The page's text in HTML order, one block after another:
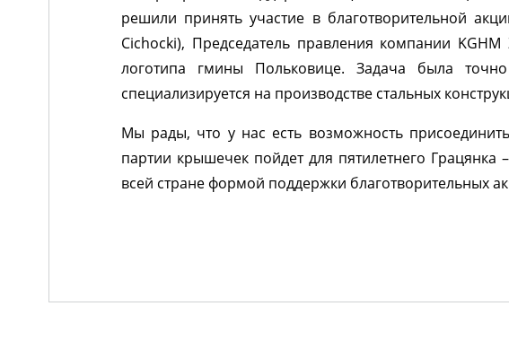
решили принять участие в благотворительной
Cichocki), Председатель правления компании
логотипа гмины Польковице. Задача была
специализируется на производстве стальных
Мы рады, что у нас есть возможность
партии крышечек пойдет для пятилетнего
всей стране формой поддержки благотворительных